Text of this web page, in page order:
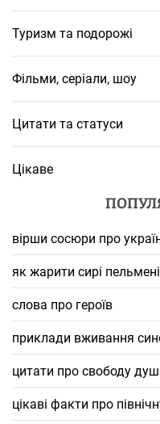
Туризм та подорожі
Фільми, серіали, шоу
Цитати та статуси
Цікаве
вірши сосюри про
як жарити сирі
слова про героїв
приклади вживання
цитати про свободу
цікаві факти про